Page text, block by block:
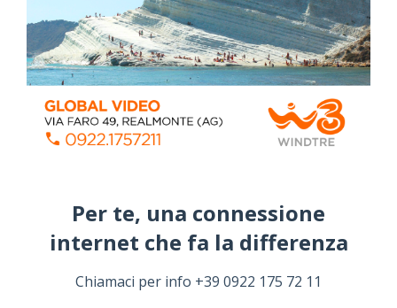
Per te, una connessione
internet che fa la differenza​
Chiamaci per info +39 0922 175 72 11
ALMANACCO DEL GIORNO